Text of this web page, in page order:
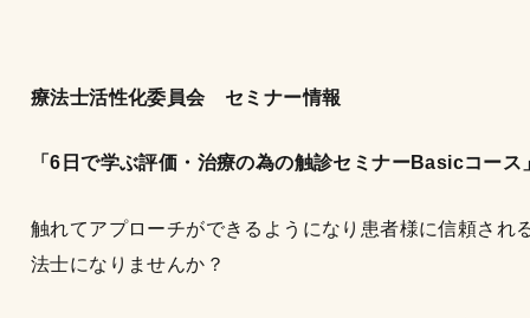
療法士活性化委員会 セミナー情報
「6 日で学ぶ評価・治療の為の触診セミナーBasicコース
触れてアプローチができるようになり患者様に信頼され
法士になりませんか？